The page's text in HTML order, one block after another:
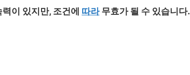
력이 있지만, 조건에 따라무효가 될 수 있습니다.